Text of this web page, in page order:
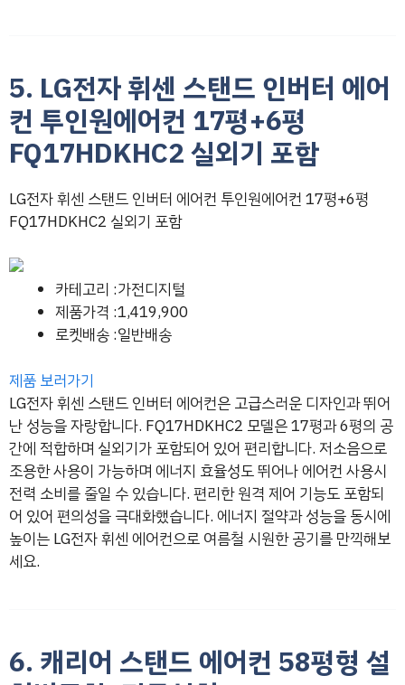
5. LG전자 휘센 스탠드 인버터 에어
컨 투인원에어컨 17평+6평
FQ17HDKHC2 실외기 포함
LG전자 휘센 스탠드 인버터 에어컨 투인원에어컨 17평+6평
FQ17HDKHC2 실외기 포함
카테고리 :가전디지털
제품가격 :1,419,900
로켓배송 :일반배송
제품 보러가기
LG전자 휘센 스탠드 인버터 에어컨은 고급스러운 디자인과 뛰어
난 성능을 자랑합니다. FQ17HDKHC2 모델은 17평과 6평의 공
간에 적합하며 실외기가 포함되어 있어 편리합니다. 저소음으로
조용한 사용이 가능하며 에너지 효율성도 뛰어나 에어컨 사용시
전력 소비를 줄일 수 있습니다. 편리한 원격 제어 기능도 포함되
어 있어 편의성을 극대화했습니다. 에너지 절약과 성능을 동시에
높이는 LG전자 휘센 에어컨으로 여름철 시원한 공기를 만끽해보
세요.
6. 캐리어 스탠드 에어컨 58평형 설